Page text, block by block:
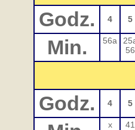
Godz. 4 5
Min. 56a
56
Godz. 4 5
x 41